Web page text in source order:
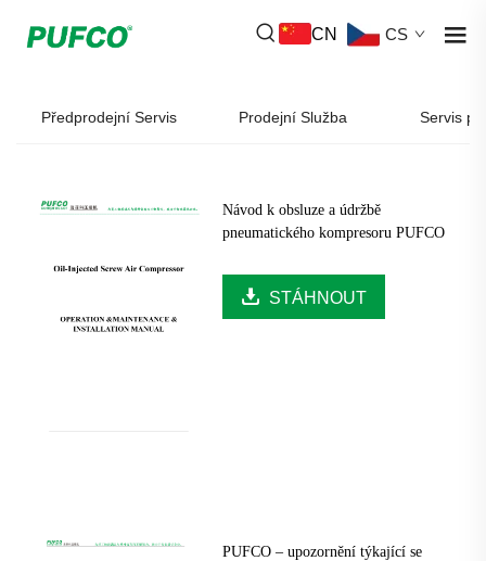
CN CS
Předprodejní Servis Prodejní Služba Servis
Návod k obsluze a údržbě
pneumatického kompresoru PUFCO
STÁHNOUT
PUFCO – upozornění týkající se